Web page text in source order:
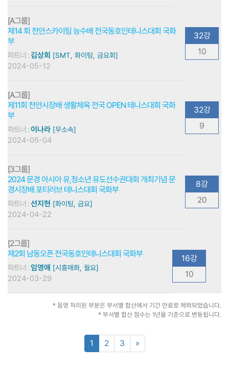
[A그룹]
제14 회 천안스카이팀 능수배 전국동호인테니스대회 국화
부
파트너 :김상희 [SMT, 화이팅, 금요회]
2024-05-12
32강
10
[A그룹]
제11회 천안시장배 생활체육 전국 OPEN 테니스대회 국화
부
파트너 :이나라 [무소속]
2024-05-04
32강
9
[3그룹]
2024 문경 아시아 유,청소년 유도선수권대회 개최기념 문
경시장배 포티러브 테니스대회 국화부
파트너 :선지현 [화이팅, 금요]
2024-04-22
8강
20
[2그룹]
제2회 남동오픈 전국동호인테니스대회 국화부
파트너 :임영애 [시흥매화, 월요]
2024-03-29
16강
10
* 음영 처리된 부분은 부서별 합산에서 기간 만료로 제외되었습니다.
* 부서별 합산 점수는 1년을 기준으로 변동됩니다.
1 2 3 »